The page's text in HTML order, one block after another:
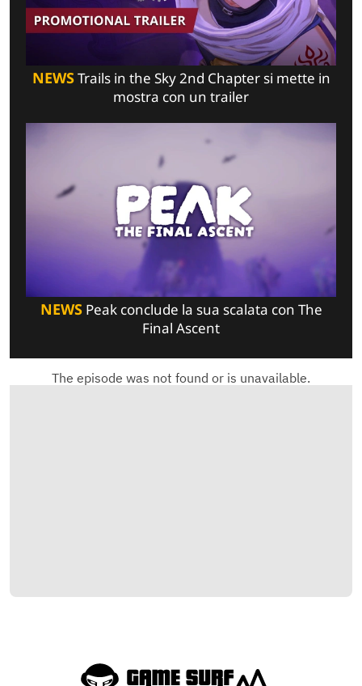
NEWSTrails in the Sky 2nd Chapter si mette in
mostra con un trailer
NEWSPeak conclude la sua scalata con The
Final Ascent